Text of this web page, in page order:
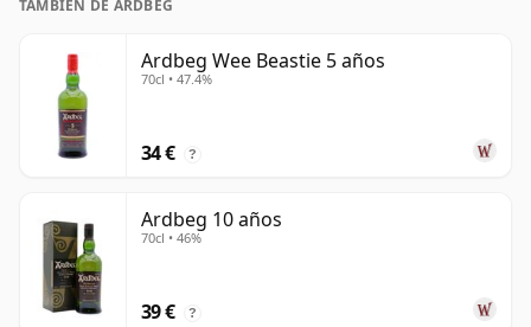
TAMBIÉN DE ARDBEG
Ardbeg Wee Beastie 5 años
70cl • 47.4%
34 € ?
Ardbeg 10 años
70cl • 46%
39 € ?